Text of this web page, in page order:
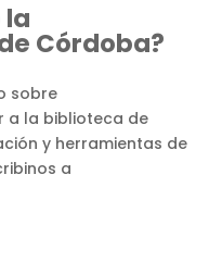
la
Córdoba?
sobre
a la biblioteca de
y herramientas de
a